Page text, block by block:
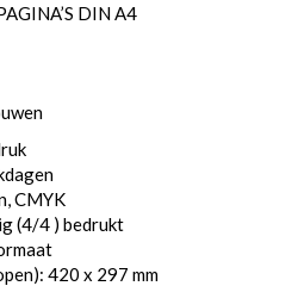
DIN A4
CMYK
(4/4 ) bedrukt
420 x 297 mm